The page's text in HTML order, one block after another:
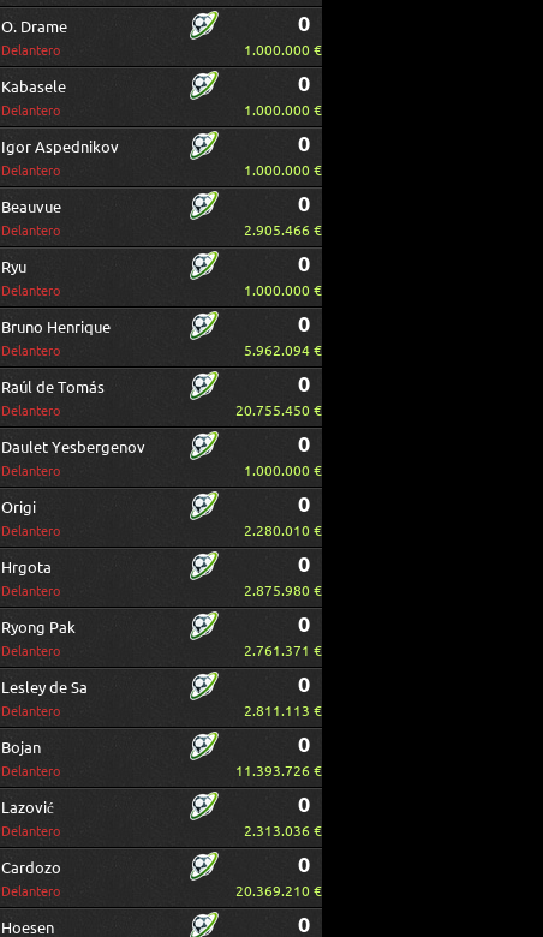
O. Drame
Delantero
0
1.000.000 €
Kabasele
Delantero
0
1.000.000 €
Igor Aspednikov
Delantero
0
1.000.000 €
Beauvue
Delantero
0
2.905.466 €
Ryu
Delantero
0
1.000.000 €
Bruno Henrique
Delantero
0
5.962.094 €
Raúl de Tomás
Delantero
0
20.755.450 €
Daulet Yesbergenov
Delantero
0
1.000.000 €
Origi
Delantero
0
2.280.010 €
Hrgota
Delantero
0
2.875.980 €
Ryong Pak
Delantero
0
2.761.371 €
Lesley de Sa
Delantero
0
2.811.113 €
Bojan
Delantero
0
11.393.726 €
Lazović
Delantero
0
2.313.036 €
Cardozo
Delantero
0
20.369.210 €
Hoesen 0